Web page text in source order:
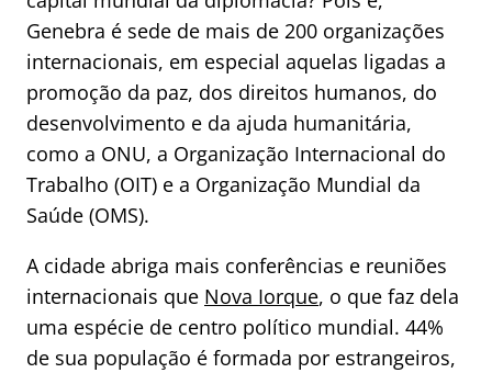
Genebra é sede de mais de 200 organizações
internacionais, em especial aquelas ligadas a
promoção da paz, dos direitos humanos, do
desenvolvimento e da ajuda humanitária,
como a ONU, a Organização Internacional do
Trabalho (OIT) e a Organização Mundial da
Saúde (OMS).
A cidade abriga mais conferências e reuniões
internacionais que Nova Iorque, o que faz dela
uma espécie de centro político mundial. 44%
de sua população é formada por estrangeiros,